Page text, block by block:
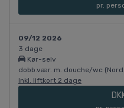
pr.
09/12 2026
3 dage
Kør-selv
dobb.vær. m. douche/wc
Inkl. liftkort 2 dage